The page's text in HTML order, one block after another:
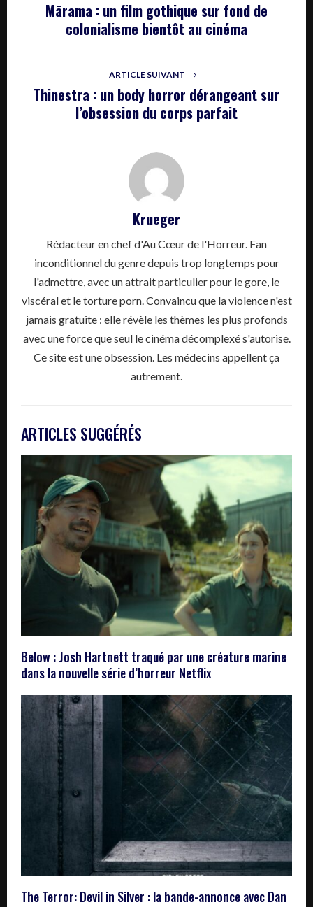
Mārama : un film gothique sur fond de
colonialisme bientôt au cinéma
ARTICLE SUIVANT
Thinestra : un body horror dérangeant sur
l’obsession du corps parfait
Krueger
Rédacteur en chef d'Au Cœur de l'Horreur. Fan
inconditionnel du genre depuis trop longtemps pour
l'admettre, avec un attrait particulier pour le gore, le
viscéral et le torture porn. Convaincu que la violence n'est
jamais gratuite : elle révèle les thèmes les plus profonds
avec une force que seul le cinéma décomplexé s'autorise.
Ce site est une obsession. Les médecins appellent ça
autrement.
ARTICLES SUGGÉRÉS
Below : Josh Hartnett traqué par une créature marine
dans la nouvelle série d’horreur Netflix
The Terror: Devil in Silver : la bande-annonce avec Dan